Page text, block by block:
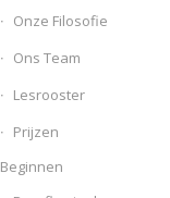
Onze Filosofie
Ons Team
Lesrooster
Prijzen
Beginnen